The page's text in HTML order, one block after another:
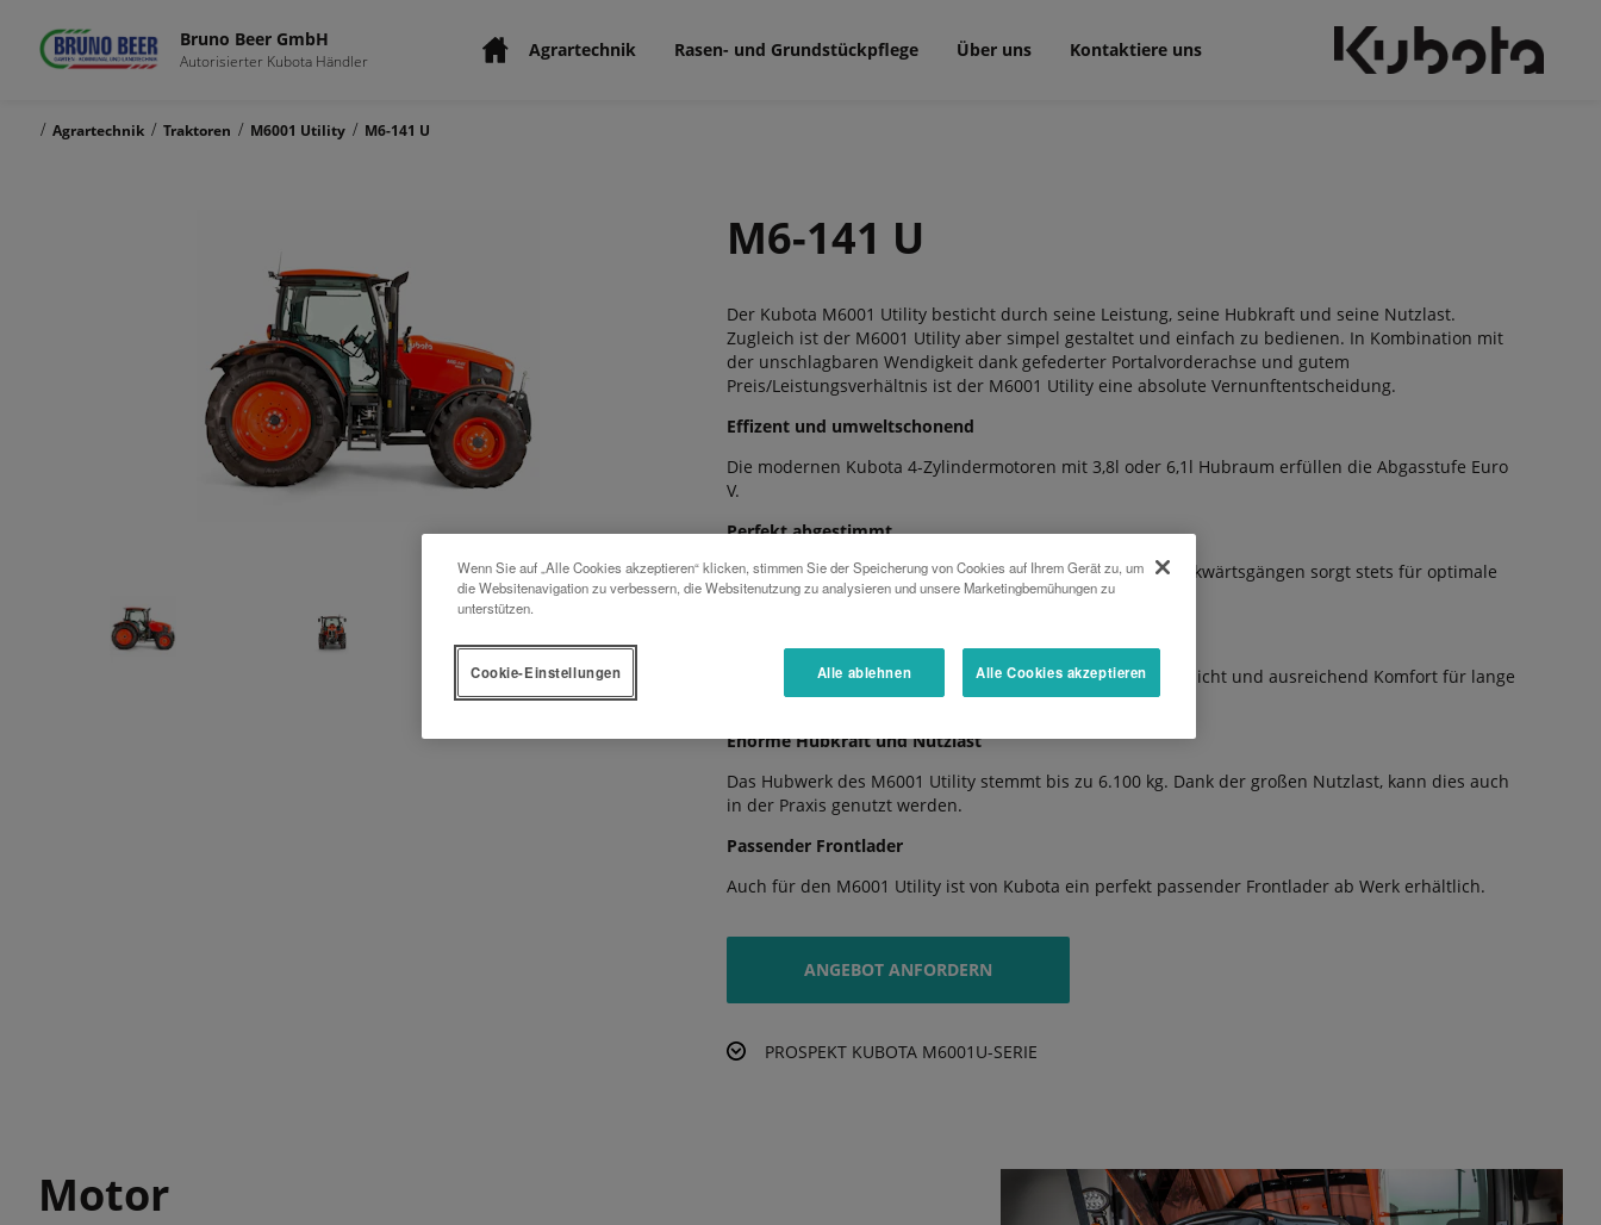
Bruno Beer GmbH
Autorisierter Kubota Händler Agrartechnik Rasen- und Grundstückpflege Über uns Kontaktiere uns
/ Agrartechnik / Traktoren / M6001 Utility / M6-141 U
M6-141 U
Der Kubota M6001 Utility besticht durch seine Leistung, seine Hubkraft und seine Nutzlast.
Zugleich ist der M6001 Utility aber simpel gestaltet und einfach zu bedienen. In Kombination mit
der unschlagbaren Wendigkeit dank gefederter Portalvorderachse und gutem
Preis/Leistungsverhältnis ist der M6001 Utility eine absolute Vernunftentscheidung.
Effizent und umweltschonend
Die modernen Kubota 4-Zylindermotoren mit 3,8l oder 6,1l Hubraum erfüllen die Abgasstufe Euro
V.
Perfekt abgestimmt
Das 8-fach Lastschaltgetriebe mit 24 Vorwärts- und 24 Rückwärtsgängen sorgt stets für optimale
Kraftübertragung.
Die große und geräumige Kabine bietet perfekte Rundumsicht und ausreichend Komfort für lange
Arbeitstage.
Enorme Hubkraft und Nutzlast
Das Hubwerk des M6001 Utility stemmt bis zu 6.100 kg. Dank der großen Nutzlast, kann dies auch
in der Praxis genutzt werden.
Passender Frontlader
Auch für den M6001 Utility ist von Kubota ein perfekt passender Frontlader ab Werk erhältlich.
ANGEBOT ANFORDERN
PROSPEKT KUBOTA M6001U-SERIE
Motor
Wenn Sie auf „Alle Cookies akzeptieren“ klicken, stimmen Sie der Speicherung von Cookies auf Ihrem Gerät zu, um
die Websitenavigation zu verbessern, die Websitenutzung zu analysieren und unsere Marketingbemühungen zu
unterstützen.
Alle ablehnen Alle Cookies akzeptieren
Cookie-Einstellungen